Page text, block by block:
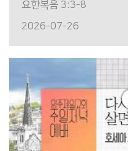
요한복음 3:3-8
2026-07-26